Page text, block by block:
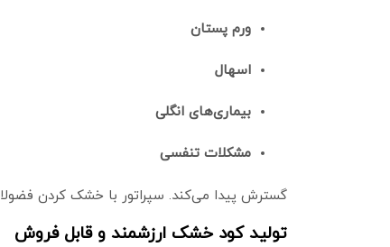
ورم پستان
اسهال
بیماری‌های انگلی
مشکلات تنفسی
گسترش پیدا می‌کند. سپراتور با خشک کردن
تولید کود خشک ارزشمند و قابل فروش